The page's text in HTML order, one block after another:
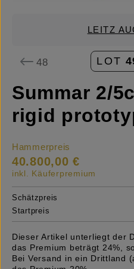
LEITZ
48 LOT
Summar 2/
rigid
Hammerpreis
40.800,00 €
inkl. Käuferpremium
Schätzpreis
Startpreis
Dieser Artikel unterliegt der
das Premium beträgt 24%,
Bei Versand in ein Drittland